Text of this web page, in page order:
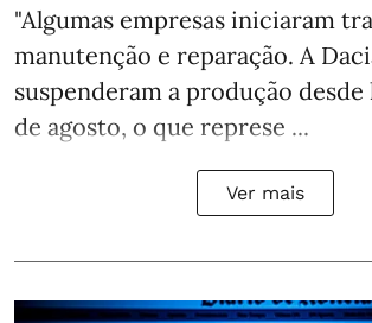
"Algumas empresas iniciaram
manutenção e reparação. A
suspenderam a produção desde
de agosto, o que represe ...
Ver mais